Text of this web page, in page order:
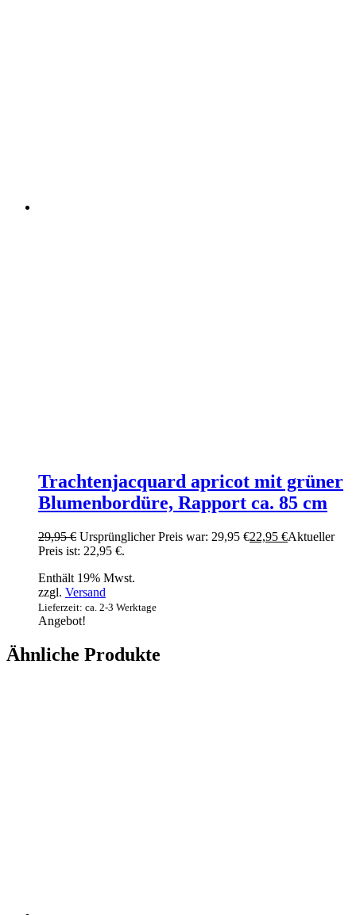
Trachtenjacquard apricot mit grüner
Blumenbordüre, Rapport ca. 85 cm
29,95€ Ursprünglicher Preis war: 29,95 €22,95 €Aktueller
Preis ist: 22,95 €.
Enthält 19% Mwst.
zzgl. Versand
Lieferzeit: ca. 2-3 Werktage
Angebot!
Ähnliche Produkte